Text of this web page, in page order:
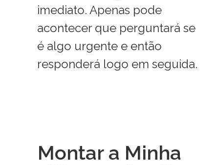
imediato. Apenas pode
acontecer que perguntará se
é algo urgente e então
responderá logo em seguida.
Montar a Minha